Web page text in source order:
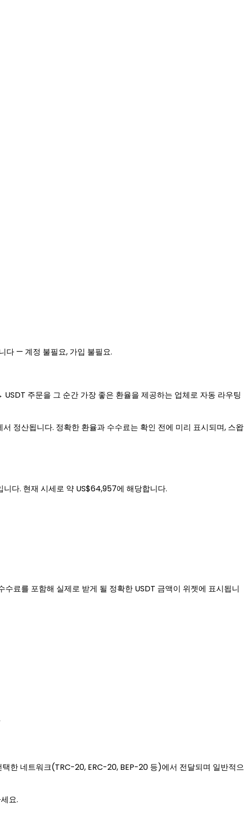
다 — 계정 불필요, 가입 불필요.
주문을 그 순간 가장 좋은 환율을 제공하는 업체로 자동 라우팅
정산됩니다. 정확한 환율과 수수료는 확인 전에 미리 표시되며, 스왑
다. 현재 시세로 약 US$64,957에 해당합니다.
료를 포함해 실제로 받게 될 정확한 USDT 금액이 위젯에 표시됩니
한 네트워크(TRC-20, ERC-20, BEP-20 등)에서 전달되며 일반적으
요.